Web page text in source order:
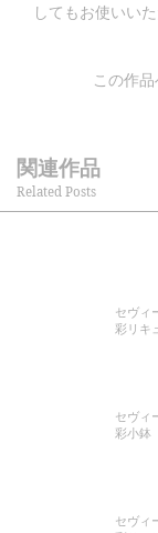
してもお使いいた
この作
関連作品
Related Posts
セヴィ
彩リキ
セヴィ
彩小鉢
セヴィ